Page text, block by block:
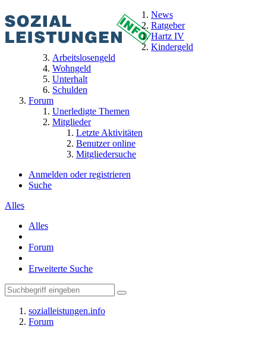
News
Ratgeber
Hartz IV
Kindergeld
Arbeitslosengeld
Wohngeld
Unterhalt
Schulden
Forum
Unerledigte Themen
Mitglieder
Letzte Aktivitäten
Benutzer online
Mitgliedersuche
Anmelden oder registrieren
Suche
Alles
Alles
Forum
Erweiterte Suche
sozialleistungen.info
Forum